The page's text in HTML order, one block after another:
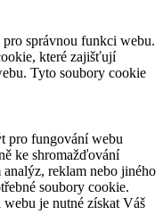
pro správnou funkci webu.
které zajišťují
Tyto soubory cookie
pro fungování webu
ke shromažďování
reklam nebo jiného
soubory cookie.
webu je nutné získat Váš